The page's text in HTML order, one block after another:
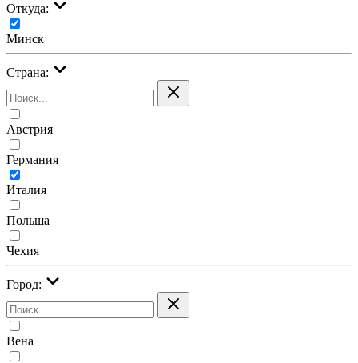
Откуда:
Минск
Страна:
Австрия
Германия
Италия
Польша
Чехия
Город:
Вена